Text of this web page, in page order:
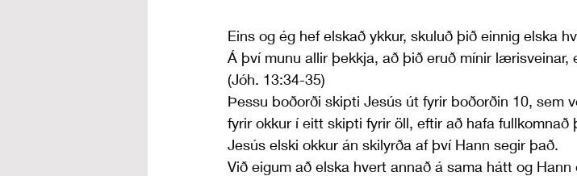
Eins og ég hef elskað ykkur, skuluð þið einnig elska
Á því munu allir þekkja, að þið eruð mínir lærisveinar,
(Jóh. 13:34-35)
Þessu boðorði skipti Jesús út fyrir boðorðin 10, sem
fyrir okkur í eitt skipti fyrir öll, eftir að hafa fullkomnað
Jesús elski okkur án skilyrða af því Hann segir það.
Við eigum að elska hvert annað á sama hátt og